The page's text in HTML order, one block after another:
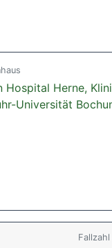
Hospital Herne,
Universität